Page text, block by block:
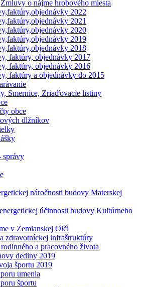
Zmluvy o nájme hrobového miesta
2022
2021
2020
2019
2018
faktúry, objednávky 2017
faktúry, objednávky 2016
faktúry a objednávky do 2015
Smernice, Zriaďovacie listiny
obce
dlžníkov
správy
náročnosti budovy Materskej
účinnosti budovy Kultúrneho
v Zemianskej Olči
zdravotníckej infraštruktúry
a pracovného života
dediny 2019
športu 2019
umenia
športu